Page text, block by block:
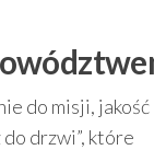
do misji, jakość
drzwi”, które